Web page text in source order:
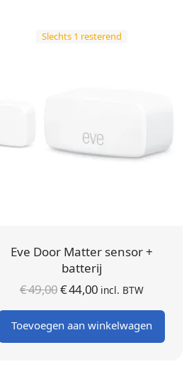
Slechts 1 resterend
Eve Door Matter sensor +
batterij
€49,00Oorspronkelijke
prijs was:
€ 49,00.
€44,00 Huidige
prijs is:
€ 44,00.
incl. BTW
Toevoegen aan winkelwagen